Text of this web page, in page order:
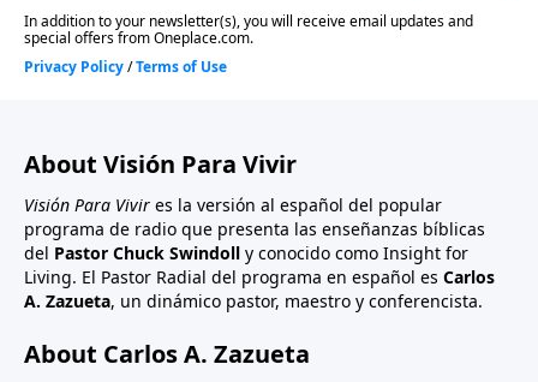
About Visión Para Vivir
Visión Para Vivir es la versión al español del popular
programa de radio que presenta las enseñanzas bíblicas
del Pastor Chuck Swindoll y conocido como Insight for
Living. El Pastor Radial del programa en español es Carlos
A. Zazueta, un dinámico pastor, maestro y conferencista.
About Carlos A. Zazueta